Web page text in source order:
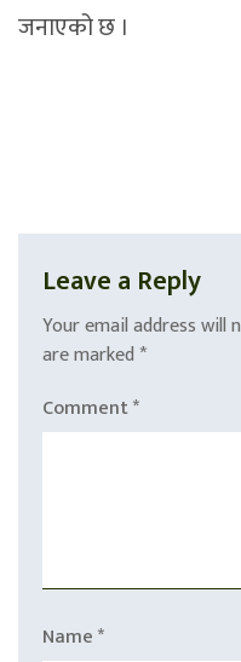
जनाएको छ ।
Leave a Reply
Your email address will
are marked *
Comment*
Name*